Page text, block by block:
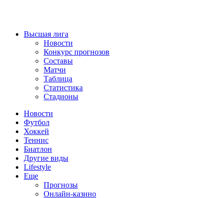
Высшая лига
Новости
Конкурс прогнозов
Составы
Матчи
Таблица
Статистика
Стадионы
Новости
Футбол
Хоккей
Теннис
Биатлон
Другие виды
Lifestyle
Еще
Прогнозы
Онлайн-казино